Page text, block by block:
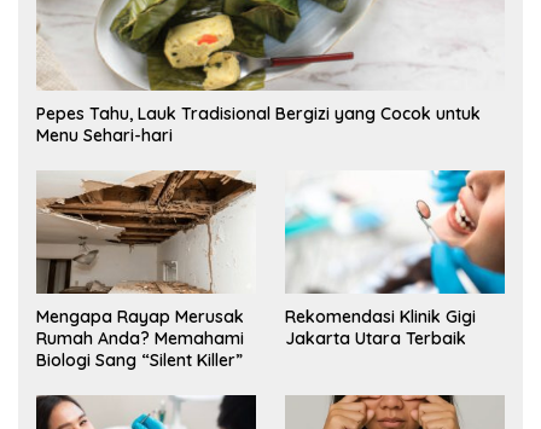
Pepes Tahu, Lauk Tradisional Bergizi yang Cocok untuk
Menu Sehari-hari
Mengapa Rayap Merusak
Rumah Anda? Memahami
Biologi Sang “Silent Killer”
Rekomendasi Klinik Gigi
Jakarta Utara Terbaik